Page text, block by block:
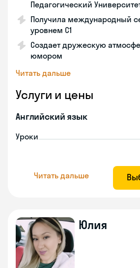
Педагогический
Получила международный
уровнем C1
Создает дружескую
юмором
Читать дальше
Услуги и цены
Английский язык
Уроки
Читать дальше
Юлия